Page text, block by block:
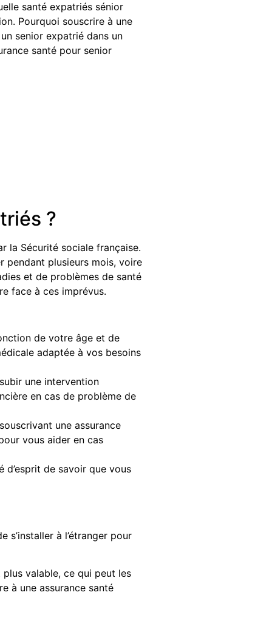
santé expatriés sénior
Pourquoi souscrire à une
senior expatrié dans un
santé pour senior
?
la Sécurité sociale française.
pendant plusieurs mois, voire
et de problèmes de santé
face à ces imprévus.
de votre âge et de
adaptée à vos besoins
une intervention
en cas de problème de
une assurance
vous aider en cas
d’esprit de savoir que vous
s’installer à l’étranger pour
plus valable, ce qui peut les
à une assurance santé